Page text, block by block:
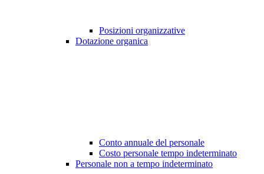
Posizioni organizzative
Dotazione organica
Conto annuale del personale
Costo personale tempo indeterminato
Personale non a tempo indeterminato